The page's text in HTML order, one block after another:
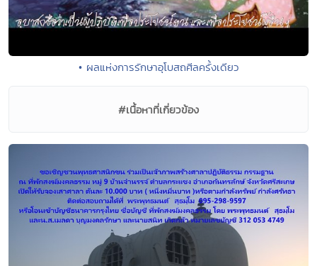
• ผลแห่งการรักษาอุโบสถศีลครั้งเดียว
#เนื้อหาที่เกี่ยวข้อง